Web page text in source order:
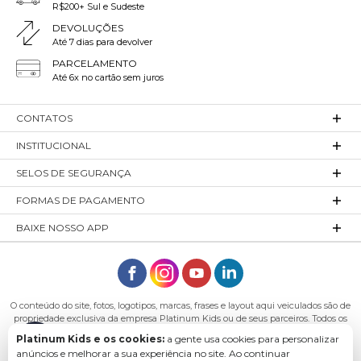
R$200+ Sul e Sudeste
DEVOLUÇÕES
Até 7 dias para devolver
PARCELAMENTO
Até 6x no cartão sem juros
CONTATOS
INSTITUCIONAL
SELOS DE SEGURANÇA
FORMAS DE PAGAMENTO
BAIXE NOSSO APP
O conteúdo do site, fotos, logotipos, marcas, frases e layout aqui veiculados são de
propriedade exclusiva da empresa Platinum Kids ou de seus parceiros. Todos os
direitos reservados. Platinum Kids - Platinum Indústria de Confecções LTDA -
CNPJ: 27.180.131/0001-54 Endereço: Rod. Ivo Silveira, n° 7505 - Bateias, Gaspar - SC,
89113-040
Platinum Kids e os cookies: a gente usa cookies para personalizar
anúncios e melhorar a sua experiência no site. Ao continuar